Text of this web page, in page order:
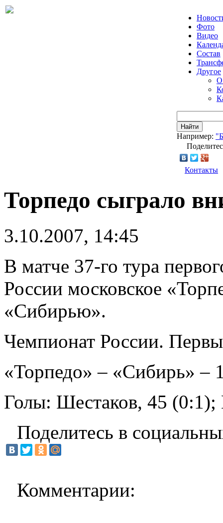
Фото
Видео
Состав
Другое
О
Найти
Например:
Контакты
Торпедо сыграло
3.10.2007, 14:45
В матче 37-го тура
России московское
«Сибирью».
Чемпионат России.
«Торпедо» – «Сибирь» –
Голы: Шестаков, 45
Поделитесь в
Комментарии: